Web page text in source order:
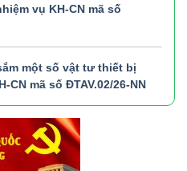
vụ KH-CN mã số
một số vật tư thiết bị
CN mã số ĐTAV.02/26-NN